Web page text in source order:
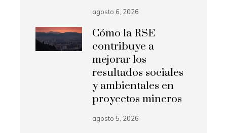
agosto 6, 2026
Cómo la RSE
contribuye a
mejorar los
resultados sociales
y ambientales en
proyectos mineros
agosto 5, 2026